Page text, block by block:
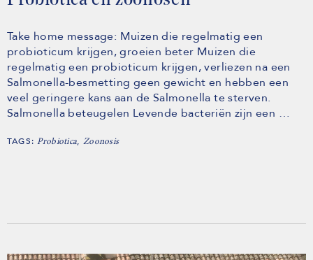
Take home message: Muizen die regelmatig een
probioticum krijgen, groeien beter Muizen die
regelmatig een probioticum krijgen, verliezen na een
Salmonella-besmetting geen gewicht en hebben een
veel geringere kans aan de Salmonella te sterven.
Salmonella beteugelen Levende bacteriën zijn een …
TAGS:Probiotica, Zoonosis